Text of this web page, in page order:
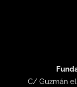
C/ Guzmán